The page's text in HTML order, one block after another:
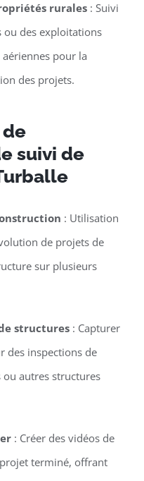
rurales: Suivi
ou des exploitations
pour la
des projets.
de
suivi de
: Utilisation
de projets de
sur plusieurs
structures: Capturer
des inspections de
autres structures
: Créer des vidéos de
terminé, offrant